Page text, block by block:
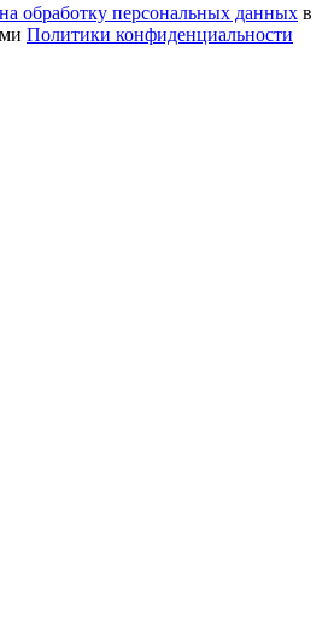
обработку персональных данных в
Политики конфиденциальности